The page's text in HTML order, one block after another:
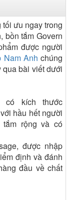
ưu ngay trong
bồn tắm Govern
được người
Nam Anh chúng
qua bài viết dưới
kích thước
hầu hết người
rộng và có
được nhập
định và đánh
đầu về chất